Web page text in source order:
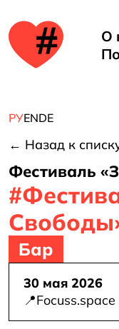
О
РУENDE
← Назад к
Фестиваль
Бар
30 мая 2026
📍Focuss.space